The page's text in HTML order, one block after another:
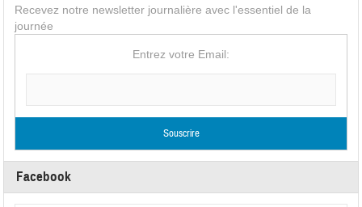
Recevez notre newsletter journalière avec l'essentiel de la
journée
Entrez votre Email:
Facebook